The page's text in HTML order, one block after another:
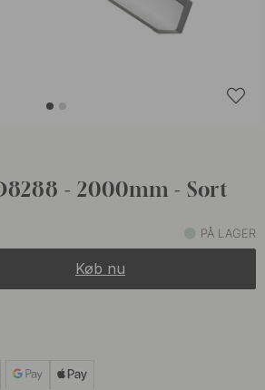
- 2000mm - Sort
PÅ LAGER
Køb nu